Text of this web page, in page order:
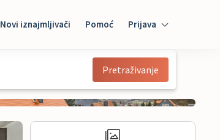
Novi iznajmljivači Pomoć Prijava
Mybooking
Pretraživanje